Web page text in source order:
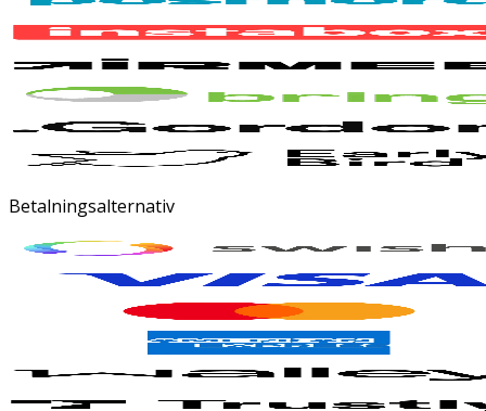
Betalningsalternativ